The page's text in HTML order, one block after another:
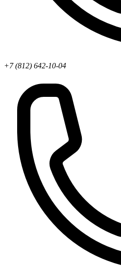
+7 (812) 642-10-04